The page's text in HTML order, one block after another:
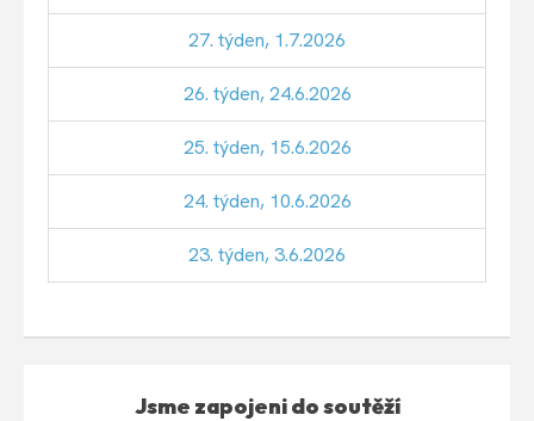
27. týden, 1.7.2026
26. týden, 24.6.2026
25. týden, 15.6.2026
24. týden, 10.6.2026
23. týden, 3.6.2026
Jsme zapojeni do soutěží